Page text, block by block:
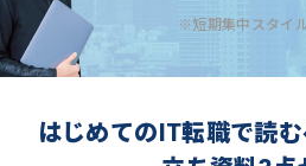
※短期集中スタイ
はじめてのIT転職で読